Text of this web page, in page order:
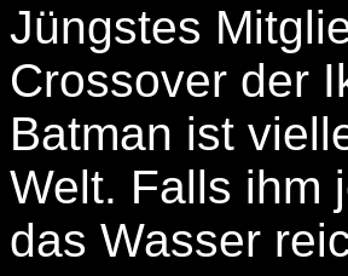
Jüngstes
Crossover der
Batman ist
Welt. Falls ihm
das Wasser